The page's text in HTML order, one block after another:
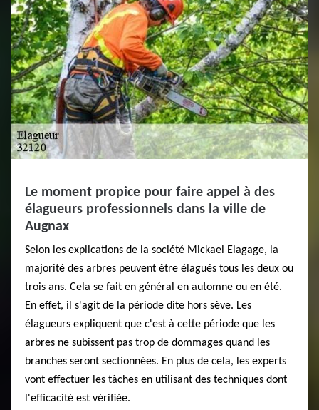
Le moment propice pour faire appel à des
élagueurs professionnels dans la ville de
Augnax
Selon les explications de la société Mickael Elagage, la
majorité des arbres peuvent être élagués tous les deux ou
trois ans. Cela se fait en général en automne ou en été.
En effet, il s'agit de la période dite hors sève. Les
élagueurs expliquent que c'est à cette période que les
arbres ne subissent pas trop de dommages quand les
branches seront sectionnées. En plus de cela, les experts
vont effectuer les tâches en utilisant des techniques dont
l'efficacité est vérifiée.